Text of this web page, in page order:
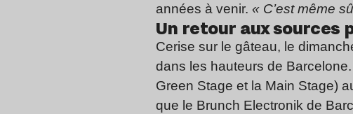
années à venir. « C’est même
Un retour aux
Cerise sur le gâteau, le
dans les hauteurs de
Green Stage et la Main Stage)
que le Brunch Electronik de